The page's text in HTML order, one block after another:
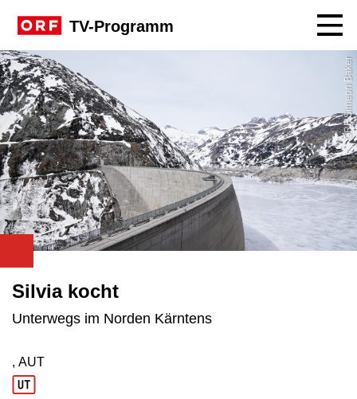
TV-Programm
ORF\Simeon Baker
Silvia kocht
Unterwegs im Norden Kärntens
Produktionsland: AUT
, AUT